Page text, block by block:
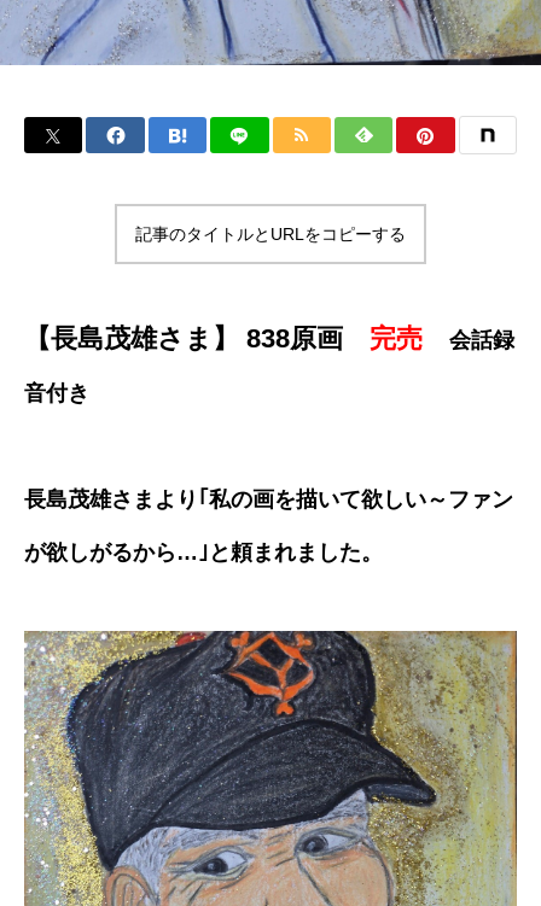
記事のタイトルとURLをコピーする
【長島茂雄さま】 838原画 完売 会話録
音付き
長島茂雄さまより｢私の画を描いて欲しい～ファン
が欲しがるから…｣と頼まれました。